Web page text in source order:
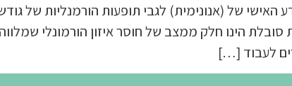
האישי של (אנונימית) לגבי תופעות הורמנליות של
הינו חלק ממצב של חוסר איזון הורמונלי
לעבוד […]